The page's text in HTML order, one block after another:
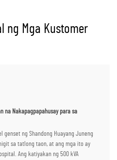
ng Mga Kustomer
na Nakapagpapahusay para sa
genset ng Shandong Huayang Juneng
sa tatlong taon, at ang mga ito ay
Ang katiyakan ng 500 kVA